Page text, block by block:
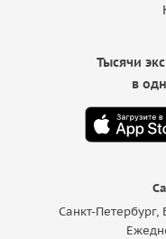
Санкт-
Тысячи
в